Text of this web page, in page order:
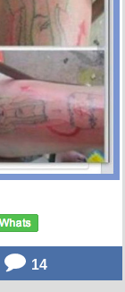
14